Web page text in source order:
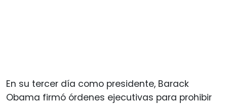
En su tercer día como presidente, Barack
Obama firmó órdenes ejecutivas para prohibir